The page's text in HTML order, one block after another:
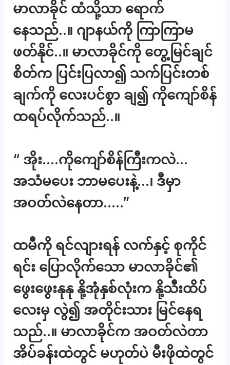
မာလာခိုင် ထံသို့သာ ရောက်
နေသည်..။ ဂျာနယ်ကို ကြာကြာမ
ဖတ်နိုင်..။ မာလာခိုင်ကို တွေ့မြင်ချင်
စိတ်က ပြင်းပြလာ၍ သက်ပြင်းတစ်
ချက်ကို လေးပင်စွာ ချ၍ ကိုကျော်စိန်
ထရပ်လိုက်သည်..။
“ အိုး….ကိုကျော်စိန်ကြီးကလဲ…
အသံမပေး ဘာမပေးနဲ့…၊ ဒီမှာ
အဝတ်လဲနေတာ…..”
ထမီကို ရင်လျားရန် လက်နှင့် စုကိုင်
ရင်း ပြောလိုက်သော မာလာခိုင်၏
ဖွေးဖွေးနုနု နို့အုံနှစ်လုံးက နို့သီးထိပ်
လေးမှ လွဲ၍ အတိုင်းသား မြင်နေရ
သည်..။ မာလာခိုင်က အဝတ်လဲတာ
အိပ်ခန်းထဲတွင် မဟုတ်ပဲ မီးဖိုထဲတွင်